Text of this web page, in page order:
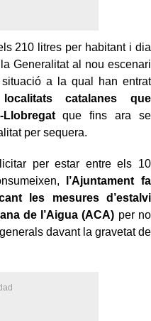
210 litres per habitant i dia
Generalitat al nou escenari
a la qual han entrat
catalanes que
que fins ara se
per sequera.
per estar entre els 10
l’Ajuntament fa
les mesures d’estalvi
de l’Aigua (ACA) per no
davant la gravetat de